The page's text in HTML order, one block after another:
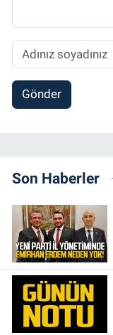
Gönder
Son Haberler